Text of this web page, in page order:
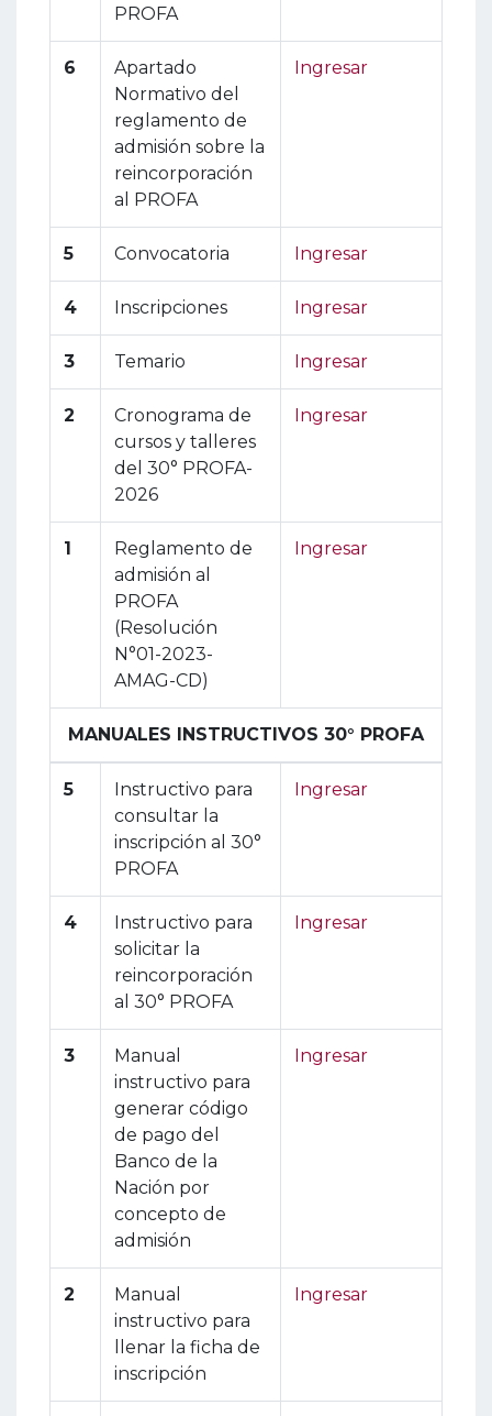
PROFA
6
Apartado
Normativo del
reglamento de
admisión sobre la
reincorporación
al PROFA
Ingresar
5 Convocatoria Ingresar
4 Inscripciones Ingresar
3 Temario Ingresar
2
Cronograma de
cursos y talleres
del 30° PROFA-
2026
Ingresar
1
Reglamento de
admisión al
PROFA
(Resolución
N°01-2023-
AMAG-CD)
Ingresar
MANUALES INSTRUCTIVOS 30° PROFA
5
Instructivo para
consultar la
inscripción al 30°
PROFA
Ingresar
4
Instructivo para
solicitar la
reincorporación
al 30° PROFA
Ingresar
3
Manual
instructivo para
generar código
de pago del
Banco de la
Nación por
concepto de
admisión
Ingresar
2
Manual
instructivo para
llenar la ficha de
inscripción
Ingresar